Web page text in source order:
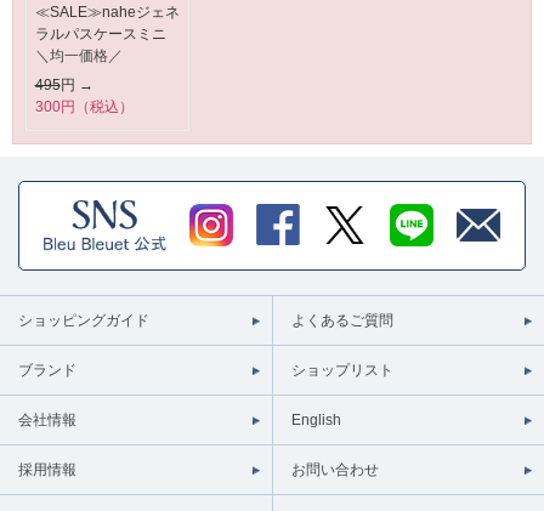
≪SALE≫naheジェネ
ラルパスケースミニ
＼均一価格／
495円 →
300円（税込）
ショッピングガイド よくあるご質問
ブランド ショップリスト
会社情報 English
採用情報 お問い合わせ